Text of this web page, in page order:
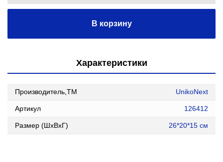
В корзину
Характеристики
Производитель,ТМ UnikoNext
Артикул 126412
Размер (ШxВxГ) 26*20*15 см